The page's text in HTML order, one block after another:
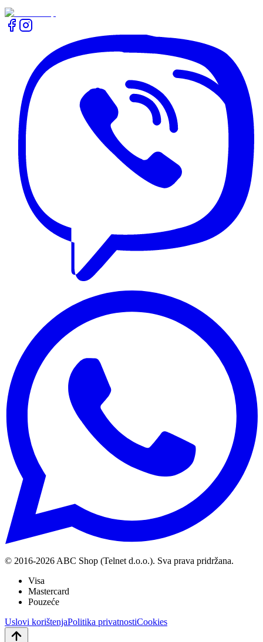
© 2016-2026 ABC Shop (Telnet d.o.o.). Sva prava pridržana.
Visa
Mastercard
Pouzeće
Uslovi korištenjaPolitika privatnostiCookies